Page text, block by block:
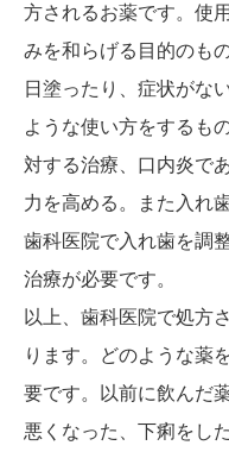
方されるお薬です。使
みを和らげる目的のも
日塗ったり、症状がな
ような使い方をするも
対する治療、口内炎で
力を高める。また入れ
歯科医院で入れ歯を調
治療が必要です。
以上、歯科医院で処方
ります。どのような薬
要です。以前に飲んだ
悪くなった、下痢をし